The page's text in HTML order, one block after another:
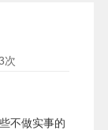
次
不做实事的